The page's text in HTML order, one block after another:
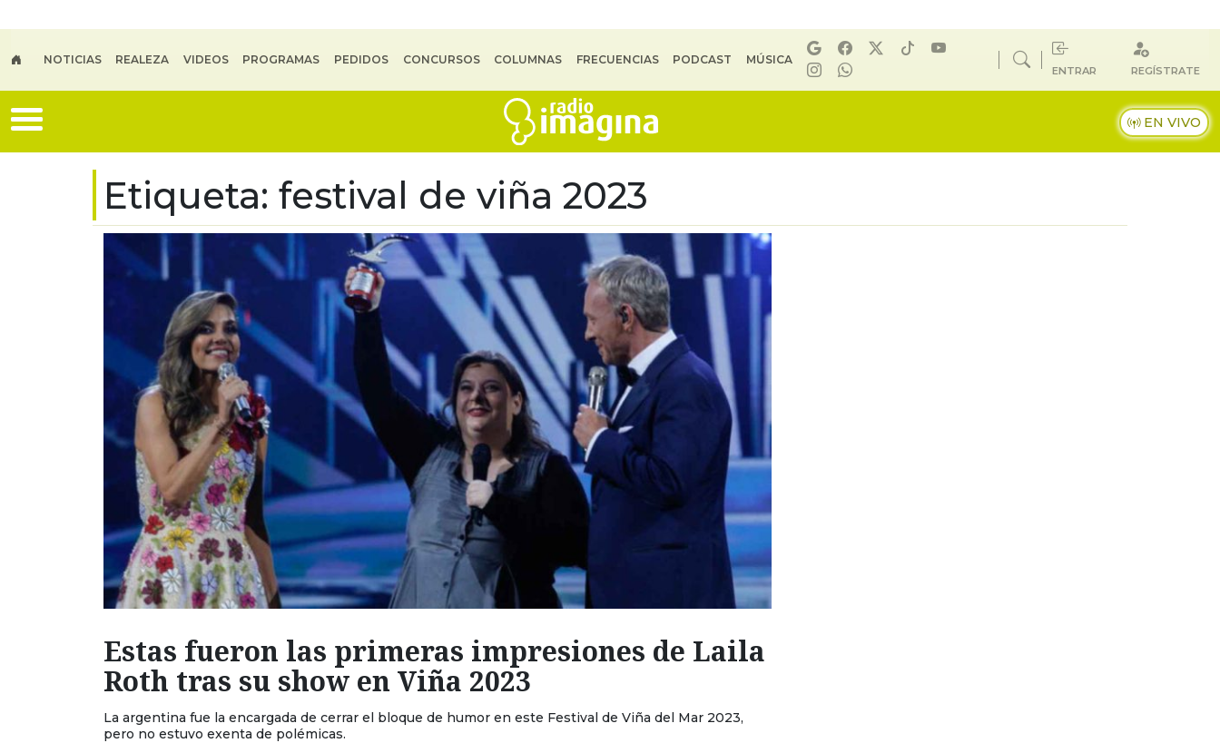
NOTICIAS REALEZA VIDEOS PROGRAMAS PEDIDOS CONCURSOS COLUMNAS FRECUENCIAS PODCAST MÚSICA
ENTRAR REGÍSTRATE
EN VIVO
Etiqueta: festival de viña 2023
Estas fueron las primeras impresiones de Laila
Roth tras su show en Viña 2023
La argentina fue la encargada de cerrar el bloque de humor en este Festival de Viña del Mar 2023,
pero no estuvo exenta de polémicas.